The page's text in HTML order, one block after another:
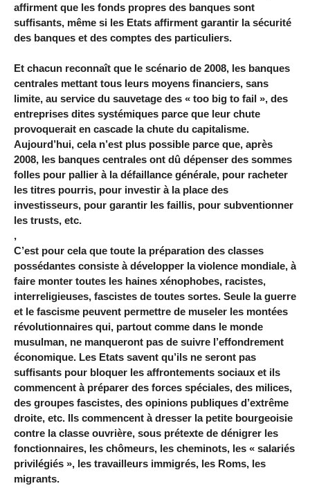
affirment que les fonds propres des banques sont
suffisants, même si les Etats affirment garantir la sécurité
des banques et des comptes des particuliers.
Et chacun reconnaît que le scénario de 2008, les banques
centrales mettant tous leurs moyens financiers, sans
limite, au service du sauvetage des « too big to fail », des
entreprises dites systémiques parce que leur chute
provoquerait en cascade la chute du capitalisme.
Aujourd’hui, cela n’est plus possible parce que, après
2008, les banques centrales ont dû dépenser des sommes
folles pour pallier à la défaillance générale, pour racheter
les titres pourris, pour investir à la place des
investisseurs, pour garantir les faillis, pour subventionner
les trusts, etc.
,
C’est pour cela que toute la préparation des classes
possédantes consiste à développer la violence mondiale, à
faire monter toutes les haines xénophobes, racistes,
interreligieuses, fascistes de toutes sortes. Seule la guerre
et le fascisme peuvent permettre de museler les montées
révolutionnaires qui, partout comme dans le monde
musulman, ne manqueront pas de suivre l’effondrement
économique. Les Etats savent qu’ils ne seront pas
suffisants pour bloquer les affrontements sociaux et ils
commencent à préparer des forces spéciales, des milices,
des groupes fascistes, des opinions publiques d’extrême
droite, etc. Ils commencent à dresser la petite bourgeoisie
contre la classe ouvrière, sous prétexte de dénigrer les
fonctionnaires, les chômeurs, les cheminots, les « salariés
privilégiés », les travailleurs immigrés, les Roms, les
migrants.